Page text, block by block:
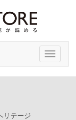
Toggle
リテージ